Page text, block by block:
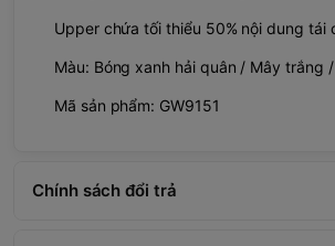
Upper chứa tối thiểu 50% nội dung tái
Màu: Bóng xanh hải quân / Mây trắng
Mã sản phẩm: GW9151
Chính sách đổi trả